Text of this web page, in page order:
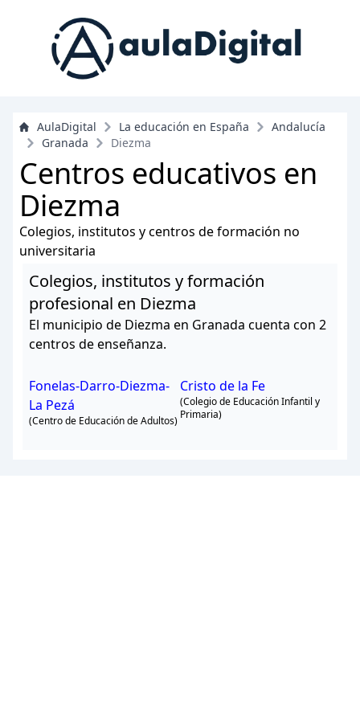
AulaDigital La educación en España
Andalucía
Granada
Diezma
Centros educativos en
Diezma
Colegios, institutos y centros de formación no
universitaria
Colegios, institutos y formación
profesional en Diezma
El municipio de Diezma en Granada cuenta con 2
centros de enseñanza.
Fonelas-Darro-Diezma-
La Pezá
(Centro de Educación de Adultos)
Cristo de la Fe
(Colegio de Educación Infantil y
Primaria)